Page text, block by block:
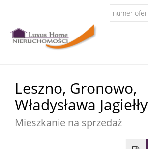
Leszno, Gronowo,
Władysława Jagiełły
Mieszkanie na sprzedaż